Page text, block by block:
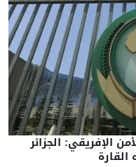
الإفريقي: الجزائر
القارة